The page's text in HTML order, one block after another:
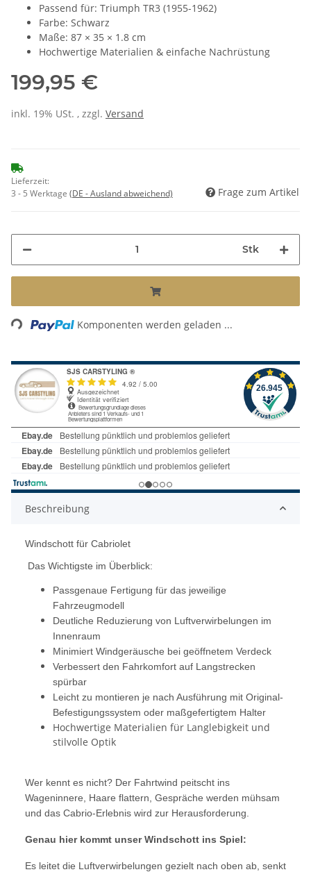
Passend für: Triumph TR3 (1955-1962)
Farbe: Schwarz
Maße: 87 × 35 × 1.8 cm
Hochwertige Materialien & einfache Nachrüstung
199,95 €
inkl. 19% USt. , zzgl. Versand
Lieferzeit:
3 - 5 Werktage (DE - Ausland abweichend) Frage zum Artikel
Stk
Loading... Komponenten werden geladen ...
Beschreibung
Windschott für Cabriolet
Das Wichtigste im Überblick:
Passgenaue Fertigung für das jeweilige
Fahrzeugmodell
Deutliche Reduzierung von Luftverwirbelungen im
Innenraum
Minimiert Windgeräusche bei geöffnetem Verdeck
Verbessert den Fahrkomfort auf Langstrecken
spürbar
Leicht zu montieren je nach Ausführung mit Original-
Befestigungssystem oder maßgefertigtem Halter
Hochwertige Materialien für Langlebigkeit und
stilvolle Optik
Wer kennt es nicht? Der Fahrtwind peitscht ins
Wageninnere, Haare flattern, Gespräche werden mühsam
und das Cabrio-Erlebnis wird zur Herausforderung.
Genau hier kommt unser Windschott ins Spiel:
Es leitet die Luftverwirbelungen gezielt nach oben ab, senkt